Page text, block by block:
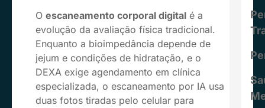
O escaneamento corporal digital é a
evolução da avaliação física tradicional.
Enquanto a bioimpedância depende de
jejum e condições de hidratação, e o
DEXA exige agendamento em clínica
especializada, o escaneamento por IA usa
duas fotos tiradas pelo celular para